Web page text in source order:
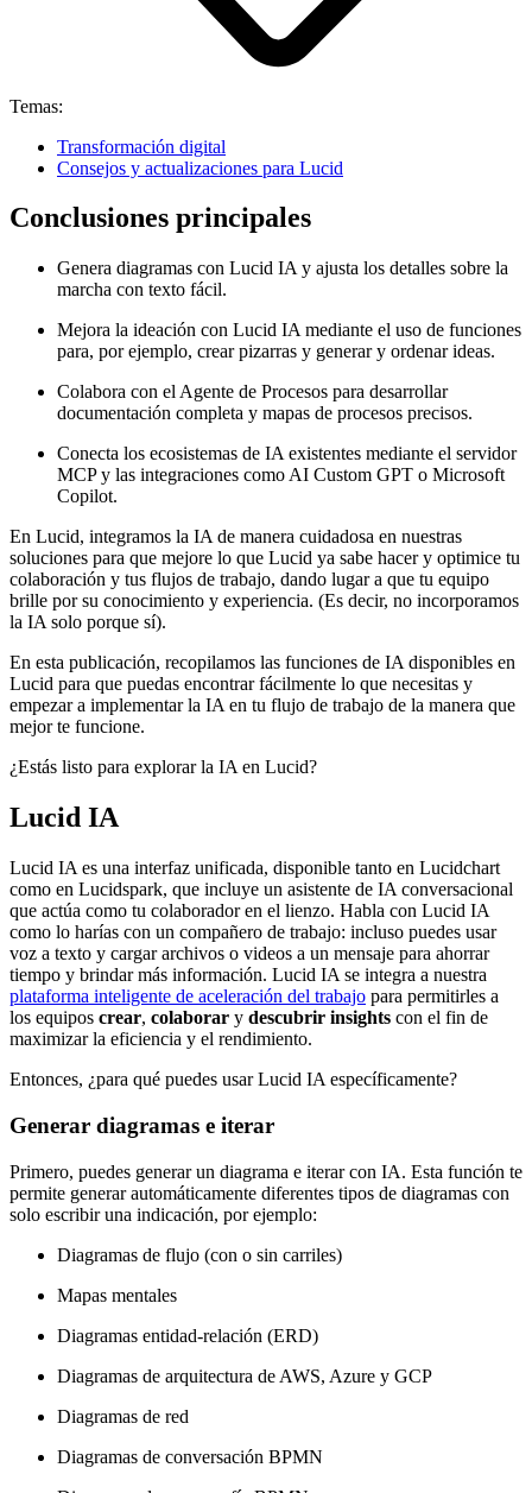
Temas:
Transformación digital
Consejos y actualizaciones para Lucid
Conclusiones principales
Genera diagramas con Lucid IA y ajusta los detalles sobre la
marcha con texto fácil.
Mejora la ideación con Lucid IA mediante el uso de funciones
para, por ejemplo, crear pizarras y generar y ordenar ideas.
Colabora con el Agente de Procesos para desarrollar
documentación completa y mapas de procesos precisos.
Conecta los ecosistemas de IA existentes mediante el servidor
MCP y las integraciones como AI Custom GPT o Microsoft
Copilot.
En Lucid, integramos la IA de manera cuidadosa en nuestras
soluciones para que mejore lo que Lucid ya sabe hacer y optimice tu
colaboración y tus flujos de trabajo, dando lugar a que tu equipo
brille por su conocimiento y experiencia. (Es decir, no incorporamos
la IA solo porque sí).
En esta publicación, recopilamos las funciones de IA disponibles en
Lucid para que puedas encontrar fácilmente lo que necesitas y
empezar a implementar la IA en tu flujo de trabajo de la manera que
mejor te funcione.
¿Estás listo para explorar la IA en Lucid?
Lucid IA
Lucid IA es una interfaz unificada, disponible tanto en Lucidchart
como en Lucidspark, que incluye un asistente de IA conversacional
que actúa como tu colaborador en el lienzo. Habla con Lucid IA
como lo harías con un compañero de trabajo: incluso puedes usar
voz a texto y cargar archivos o videos a un mensaje para ahorrar
tiempo y brindar más información. Lucid IA se integra a nuestra
plataforma inteligente de aceleración del trabajo para permitirles a
los equipos crear, colaborar y descubrir insights con el fin de
maximizar la eficiencia y el rendimiento.
Entonces, ¿para qué puedes usar Lucid IA específicamente?
Generar diagramas e iterar
Primero, puedes generar un diagrama e iterar con IA. Esta función te
permite generar automáticamente diferentes tipos de diagramas con
solo escribir una indicación, por ejemplo:
Diagramas de flujo (con o sin carriles)
Mapas mentales
Diagramas entidad-relación (ERD)
Diagramas de arquitectura de AWS, Azure y GCP
Diagramas de red
Diagramas de conversación BPMN